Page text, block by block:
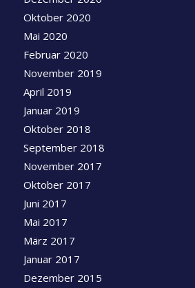
Oktober 2020
Mai 2020
Februar 2020
November 2019
April 2019
Januar 2019
Oktober 2018
September 2018
November 2017
Oktober 2017
Juni 2017
Mai 2017
März 2017
Januar 2017
Dezember 2015